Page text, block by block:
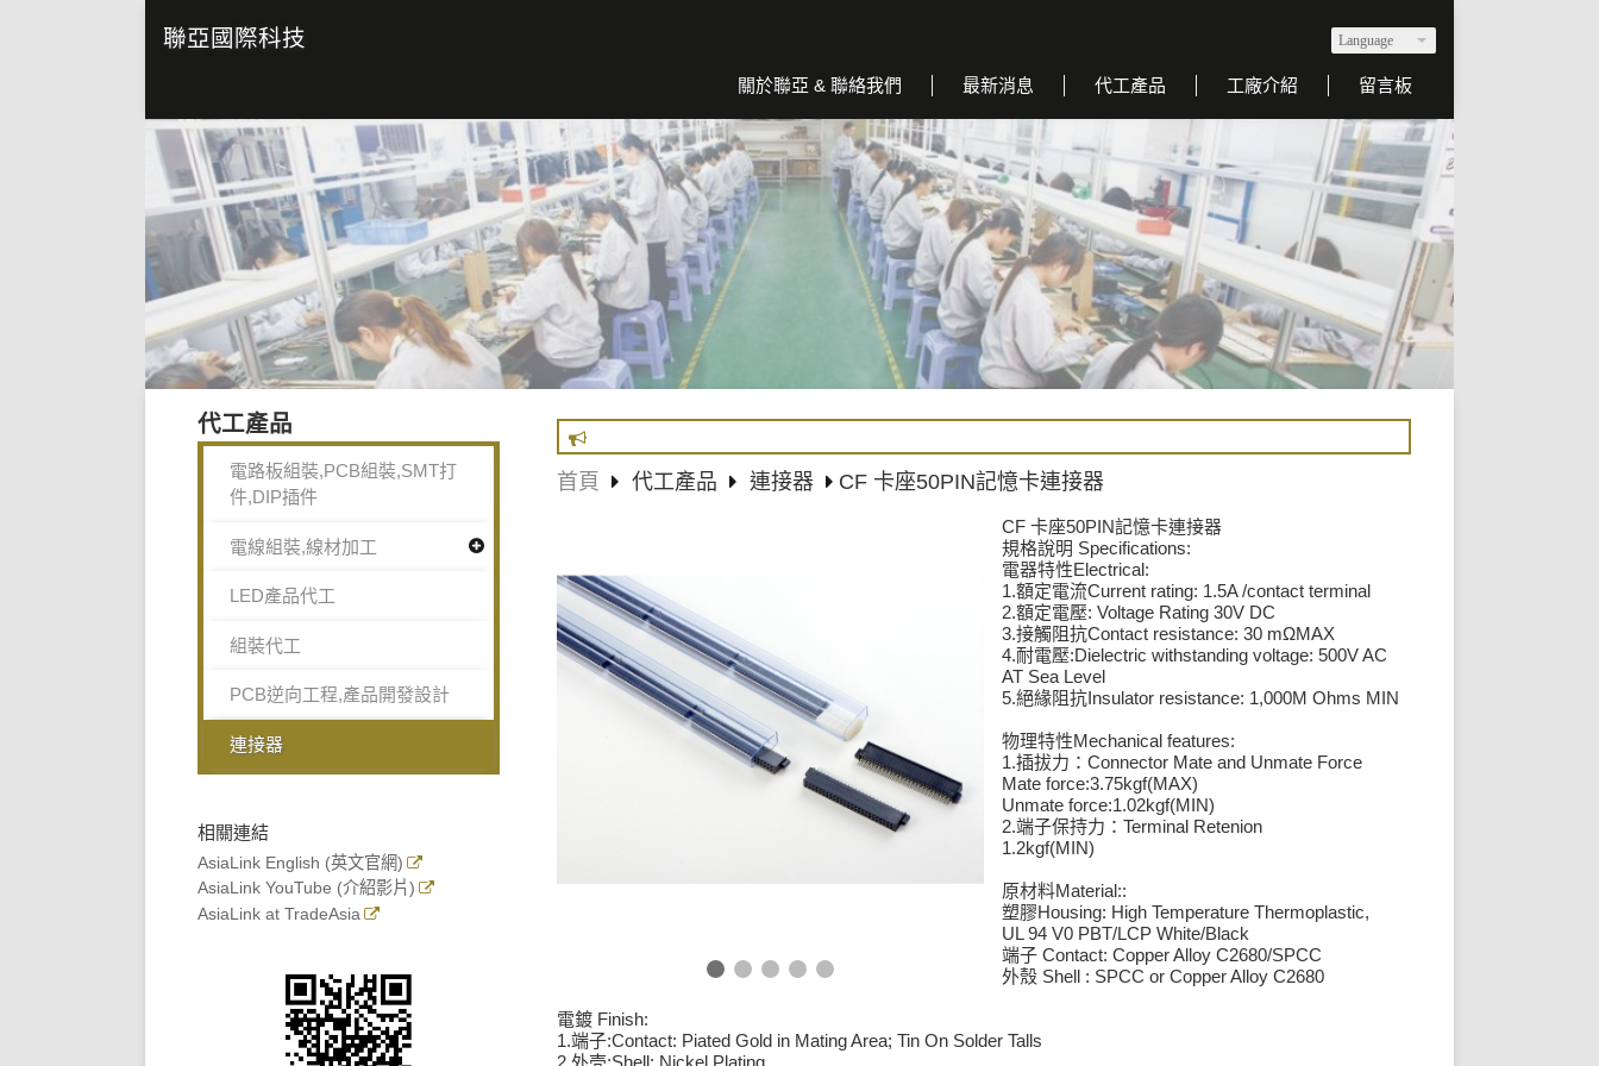
Language
聯亞國際科技
關於聯亞 & 聯絡我們 最新消息 代工產品 工廠介紹 留言板
代工產品
電路板組裝,PCB組裝,SMT打
件,DIP插件
電線組裝,線材加工
LED產品代工
組裝代工
PCB逆向工程,產品開發設計
連接器
相關連結
AsiaLink English (英文官網)
AsiaLink YouTube (介紹影片)
AsiaLink at TradeAsia
首頁 代工產品 連接器 CF 卡座50PIN記憶卡連接器
CF 卡座50PIN記憶卡連接器
規格說明 Specifications:
電器特性Electrical:
1.額定電流Current rating: 1.5A /contact terminal
2.額定電壓: Voltage Rating 30V DC
3.接觸阻抗Contact resistance: 30 mΩMAX
4.耐電壓:Dielectric withstanding voltage: 500V AC
AT Sea Level
5.絕緣阻抗Insulator resistance: 1,000M Ohms MIN
物理特性Mechanical features:
1.插拔力： Connector Mate and Unmate Force
Mate force:3.75kgf(MAX)
Unmate force:1.02kgf(MIN)
2.端子保持力： Terminal Retenion
1.2kgf(MIN)
原材料Material::
塑膠Housing: High Temperature Thermoplastic,
UL 94 V0 PBT/LCP White/Black
端子Contact: Copper Alloy C2680/SPCC
外殼Shell : SPCC or Copper Alloy C2680
電鍍 Finish:
1.端子:Contact: Piated Gold in Mating Area; Tin On Solder Talls
2. 外壳:Shell: Nickel Plating